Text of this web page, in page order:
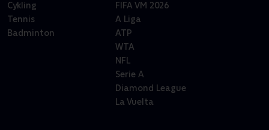
Cykling
Tennis
Badminton
FIFA VM 2026
A Liga
ATP
WTA
NFL
Serie A
Diamond League
La Vuelta